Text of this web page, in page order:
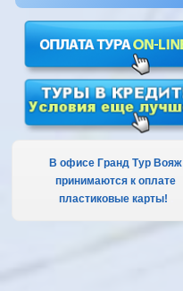
В офисе Гранд Тур Вояж
принимаются к оплате
пластиковые карты!